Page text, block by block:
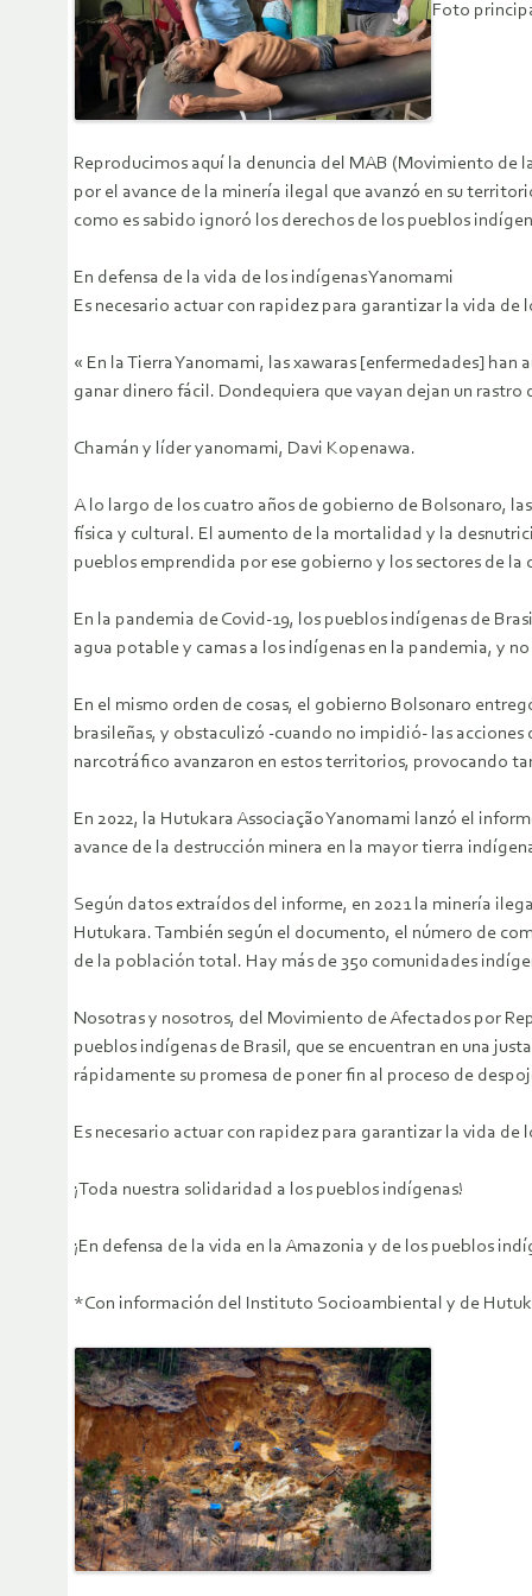
Foto
Reproducimos aquí la denuncia del MAB (Movimiento de
por el avance de la minería ilegal que avanzó en su
como es sabido ignoró los derechos de los pueblos
En defensa de la vida de los indígenas Yanomami
Es necesario actuar con rapidez para garantizar la vida
« En la Tierra Yanomami, las xawaras [enfermedades]
ganar dinero fácil. Dondequiera que vayan dejan un
Chamán y líder yanomami, Davi Kopenawa.
A lo largo de los cuatro años de gobierno de Bolsonaro,
física y cultural. El aumento de la mortalidad y la
pueblos emprendida por ese gobierno y los sectores de
En la pandemia de Covid-19, los pueblos indígenas de
agua potable y camas a los indígenas en la pandemia, y
En el mismo orden de cosas, el gobierno Bolsonaro
brasileñas, y obstaculizó -cuando no impidió- las
narcotráfico avanzaron en estos territorios, provocando
En 2022, la Hutukara Associação Yanomami lanzó el
avance de la destrucción minera en la mayor tierra
Según datos extraídos del informe, en 2021 la minería
Hutukara. También según el documento, el número de
de la población total. Hay más de 350 comunidades
Nosotras y nosotros, del Movimiento de Afectados por
pueblos indígenas de Brasil, que se encuentran en una
rápidamente su promesa de poner fin al proceso de
Es necesario actuar con rapidez para garantizar la vida
¡Toda nuestra solidaridad a los pueblos indígenas!
¡En defensa de la vida en la Amazonia y de los pueblos
*Con información del Instituto Socioambiental y de